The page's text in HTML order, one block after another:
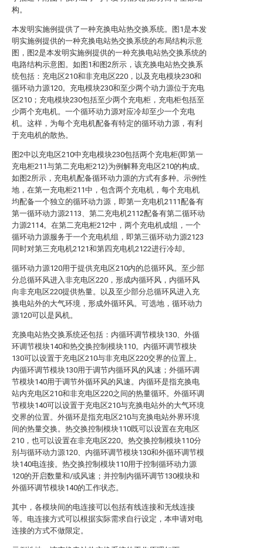
构。
本发明实施例提供了一种充换电站热交换系统。图1是本发
明实施例提供的一种充换电站热交换系统的布局结构示意
图，图2是本发明实施例提供的一种充换电站热交换系统的
电路结构示意图。如图1和图2所示，该充换电站热交换系
统包括：充电区210和非充电区220，以及充电模块230和
循环动力源120。充电模块230和至少两个动力源位于充电
区210；充电模块230包括至少两个充电柜，充电柜包括至
少两个充电机。一个循环动力源对应冷却至少一个充电
机。这样，为每个充电机配备有特定的循环动力源，有利
于充电机的散热。
图2中以充电区210中充电模块230包括两个充电柜(即第一
充电柜211与第二充电柜212)为例解释充电区210的构成。
如图2所示，充电机配备循环动力源的方式有多种。示例性
地，在第一充电柜211中，包含两个充电机，每个充电机
均配备一个独立的循环动力源，即第一充电机2111配备有
第一循环动力源2113、第二充电机2112配备有第二循环动
力源2114。在第二充电柜212中，两个充电机成组，一个
循环动力源服务于一个充电机组，即第三循环动力源2123
同时对第三充电机2121和第四充电机2122进行冷却。
循环动力源120用于提供充电区210内的总循环风。至少部
分总循环风进入非充电区220，形成内循环风，内循环风
向非充电区220提供热量。以及至少部分总循环风进入充
换电站外的大气环境，形成外循环风。可选地，循环动力
源120可以是风机。
充换电站热交换系统还包括：内循环调节模块130、外循
环调节模块140和热交换控制模块110。内循环调节模块
130可以设置于充电区210与非充电区220交界的位置上。
内循环调节模块130用于调节内循环风的风速；外循环调
节模块140用于调节外循环风的风速。内循环是指充换电
站内充电区210和非充电区220之间的热量循环。外循环调
节模块140可以设置于充电区210与充换电站外的大气环境
交界的位置。外循环是指充电区210与充换电站外界环境
间的热量交换。热交换控制模块110既可以设置在充电区
210，也可以设置在非充电区220。热交换控制模块110分
别与循环动力源120、内循环调节模块130和外循环调节模
块140电连接。热交换控制模块110用于控制循环动力源
120的开启数量和/或风速；并控制内循环调节130模块和
外循环调节模块140的工作状态。
其中，各模块间的电连接可以包括有线连接和无线连接
等。电连接方式可以根据实际需求自行设定，本申请对电
连接的方式不做限定。